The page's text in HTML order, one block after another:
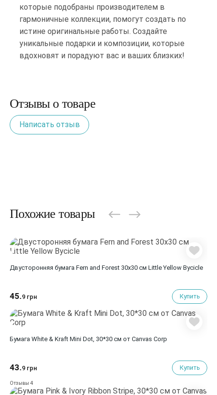
которые подобраны производителем в
гармоничные коллекции, помогут создать по
истине оригинальные работы. Создайте
уникальные подарки и композиции, которые
вдохновят и порадуют вас и ваших близких!
Отзывы о товаре
Написать отзыв
Похожие товары
Двусторонняя бумага Fern and Forest 30х30 см Little Yellow Bycicle
45.9 грн Купить
Бумага White & Kraft Mini Dot, 30*30 см от Canvas Corp
43.9 грн Купить
Отзывы 4